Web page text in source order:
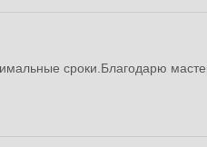
сроки.Благодарю